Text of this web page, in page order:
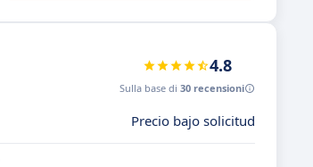
4.8
Sulla base di 30 recensioni
Precio bajo solicitud